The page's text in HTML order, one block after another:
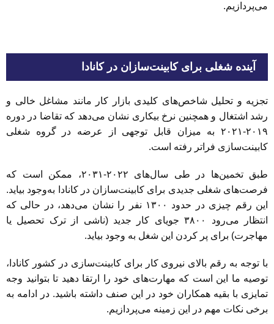
می‌پردازیم.
آینده شغلی برای کابینت‌سازان در کانادا
تجزیه و تحلیل شاخص‌های کلیدی بازار کار مانند مشاغل خالی و
رشد اشتغال و همچنین نرخ بیکاری نشان می‌دهد که تقاضا در دوره
۲۰۱۹-۲۰۲۱ به میزان قابل توجهی از عرضه در گروه شغلی
کابینت‌سازی فراتر رفته است.
طبق تخمین‌ها در طی سال‌های ۲۰۲۲-۲۰۳۱، ممکن است که
فرصت‌های شغلی جدیدی برای کابینت‌سازان در کانادا به‌وجود بیاید.
این رقم چیزی در حدود ۱۳۰۰ نفر را نشان می‌دهد، در حالی که
انتظار می‌رود ۳۸۰۰ جویای کار جدید (ناشی از ترک تحصیل یا
مهاجرت) برای پر کردن این شغل به وجود بیاید.
با توجه به رقم بالای نیروی کار برای کابینت‌سازی در کشور کانادا،
توصیه ما این است که مهارت‌های خود را ارتقا دهید تا بتوانید وجه
تمایزی با بقیه همکاران خود در این صنف داشته باشید. در ادامه به
برخی نکات مهم در این زمینه می‌پردازیم.